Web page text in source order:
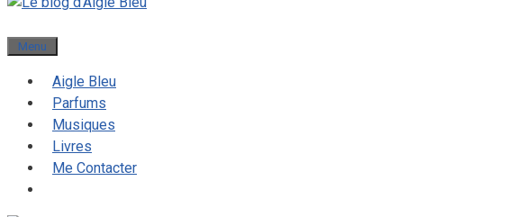
Menu
Aigle Bleu
Parfums
Musiques
Livres
Me Contacter